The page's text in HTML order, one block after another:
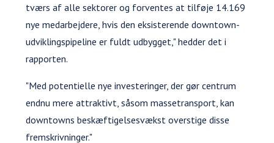
tværs af alle sektorer og forventes at tilføje 14.169
nye medarbejdere, hvis den eksisterende downtown-
udviklingspipeline er fuldt udbygget," hedder det i
rapporten.
"Med potentielle nye investeringer, der gør centrum
endnu mere attraktivt, såsom massetransport, kan
downtowns beskæftigelsesvækst overstige disse
fremskrivninger."